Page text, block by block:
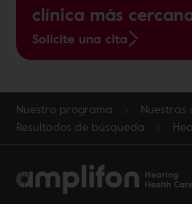
clínica más
Solicite una cita
Nuestro programa
Nuestras
Resultados de búsqueda